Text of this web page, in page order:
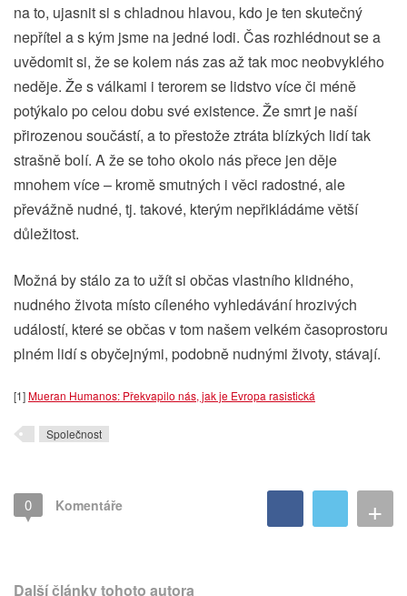
na to, ujasnit si s chladnou hlavou, kdo je ten skutečný
nepřítel a s kým jsme na jedné lodi. Čas rozhlédnout se a
uvědomit si, že se kolem nás zas až tak moc neobvyklého
neděje. Že s válkami i terorem se lidstvo více či méně
potýkalo po celou dobu své existence. Že smrt je naší
přirozenou součástí, a to přestože ztráta blízkých lidí tak
strašně bolí. A že se toho okolo nás přece jen děje
mnohem více – kromě smutných i věci radostné, ale
převážně nudné, tj. takové, kterým nepřikládáme větší
důležitost.
Možná by stálo za to užít si občas vlastního klidného,
nudného života místo cíleného vyhledávání hrozivých
událostí, které se občas v tom našem velkém časoprostoru
plném lidí s obyčejnými, podobně nudnými životy, stávají.
[1]Mueran Humanos: Překvapilo nás, jak je Evropa rasistická
Společnost
0 Komentáře +
Další články tohoto autora